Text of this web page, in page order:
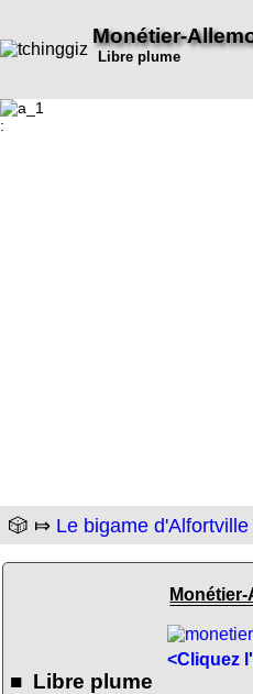
Monétier-
Libre plume
:
🎲 ⤇ Le bigame d'Alfortville
<Cliquez
■ Libre plume